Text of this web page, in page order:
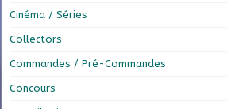
Cinéma / Séries
Collectors
Commandes / Pré-Commandes
Concours